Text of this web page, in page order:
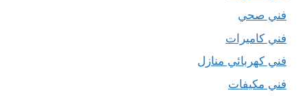
فني صحي
فني كاميرات
فني كهربائي منازل
فني مكيفات